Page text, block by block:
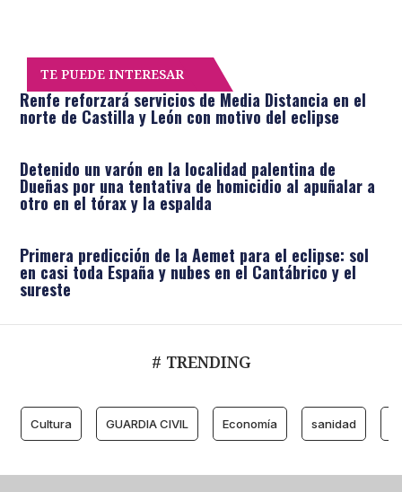
TE PUEDE INTERESAR
Renfe reforzará servicios de Media Distancia en el
norte de Castilla y León con motivo del eclipse
Detenido un varón en la localidad palentina de
Dueñas por una tentativa de homicidio al apuñalar a
otro en el tórax y la espalda
Primera predicción de la Aemet para el eclipse: sol
en casi toda España y nubes en el Cantábrico y el
sureste
# TRENDING
Cultura GUARDIA CIVIL Economía sanidad